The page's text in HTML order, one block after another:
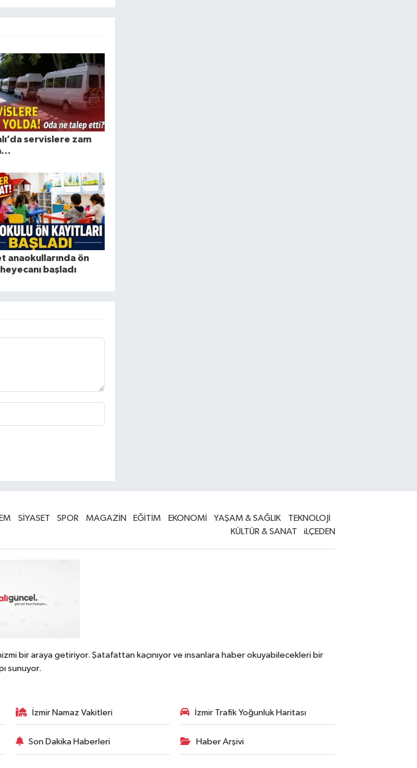
servislere zam
anaokullarında ön
başladı
SİYASET SPOR MAGAZİN EĞİTİM EKONOMİ YAŞAM & SAĞLIK
TEKNOLOJİ
KÜLTÜR & SANAT
iLÇEDEN
bir araya getiriyor. Şatafattan kaçınıyor ve insanlara haber okuyabilecekleri bir
sunuyor.
İzmir Namaz Vakitleri İzmir Trafik Yoğunluk Haritası
Son Dakika Haberleri Haber Arşivi